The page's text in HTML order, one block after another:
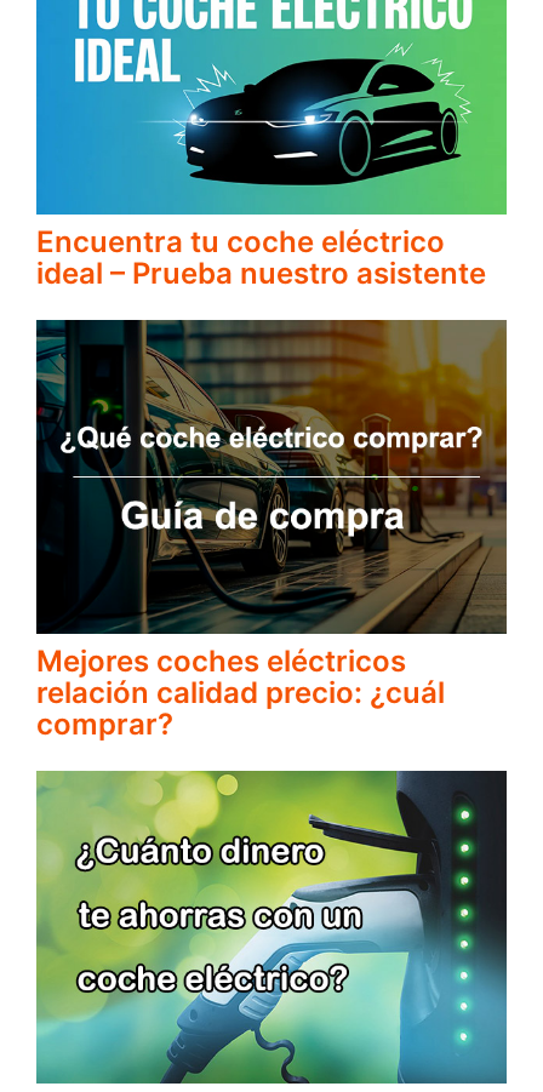
Encuentra tu coche eléctrico
ideal – Prueba nuestro asistente
Mejores coches eléctricos
relación calidad precio: ¿cuál
comprar?